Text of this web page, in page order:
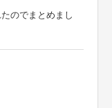
のでまとめまし